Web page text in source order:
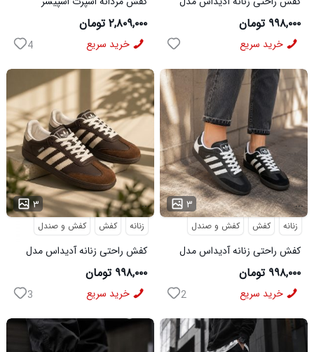
50728
۲,۸۰۹,۰۰۰ تومان
خرید سریع 4
سامبا سفید
۹۹۸,۰۰۰ تومان
خرید سریع
۳ ...
زنانه کفش کفش و صندل
کفش راحتی زنانه آدیداس مدل
سامبا قهوه ای
۹۹۸,۰۰۰ تومان
خرید سریع 3
۳ ...
زنانه کفش کفش و صندل
کفش راحتی زنانه آدیداس مدل
سامبا مشکی
۹۹۸,۰۰۰ تومان
خرید سریع 2